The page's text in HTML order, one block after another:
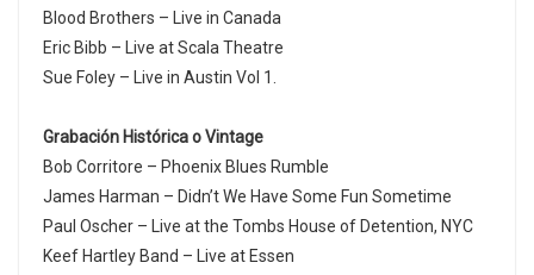
Blood Brothers – Live in Canada
Eric Bibb – Live at Scala Theatre
Sue Foley – Live in Austin Vol 1.
Grabación Histórica o Vintage
Bob Corritore – Phoenix Blues Rumble
James Harman – Didn’t We Have Some Fun Sometime
Paul Oscher – Live at the Tombs House of Detention, NYC
Keef Hartley Band – Live at Essen